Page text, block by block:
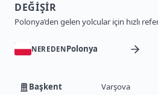
DEĞIŞIR
Polonya’den gelen yolcular için hızlı
NEREDENPolonya
Başkent Varşova